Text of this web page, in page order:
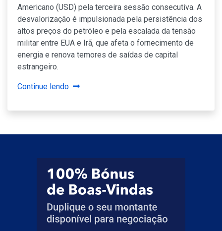
Americano (USD) pela terceira sessão consecutiva. A
desvalorização é impulsionada pela persistência dos
altos preços do petróleo e pela escalada da tensão
militar entre EUA e Irã, que afeta o fornecimento de
energia e renova temores de saídas de capital
estrangeiro.
Continue lendo